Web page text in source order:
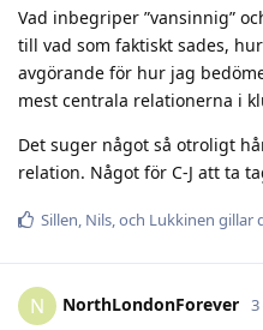
Vad inbegriper ”vansinnig”
till vad som faktiskt sades,
avgörande för hur jag
mest centrala relationerna i
Det suger något så otroligt
relation. Något för C-J att ta
Sillen, Nils, och Lukkinen gillar
N NorthLondonForever